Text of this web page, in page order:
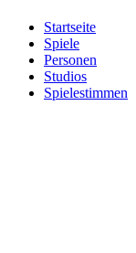
Startseite
Spiele
Personen
Studios
Spielestimmen